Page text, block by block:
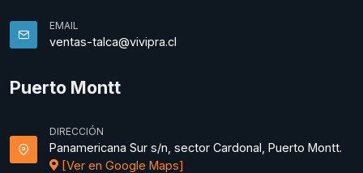
EMAIL
ventas-talca@vivipra.cl
Puerto Montt
DIRECCIÓN
Panamericana Sur s/n, sector Cardonal, Puerto Montt.
[Ver en Google Maps]